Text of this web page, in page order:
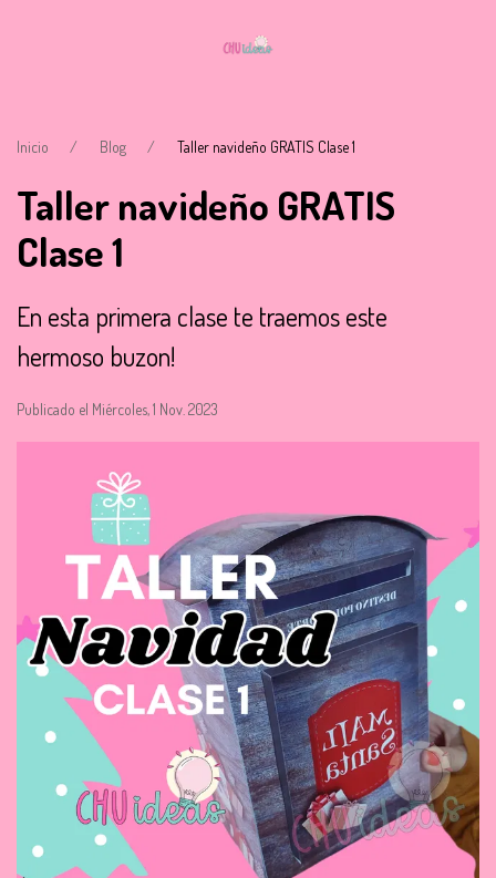
Inicio Blog Taller navideño GRATIS Clase 1
Taller navideño GRATIS
Clase 1
En esta primera clase te traemos este
hermoso buzon!
Publicado el Miércoles, 1 Nov. 2023